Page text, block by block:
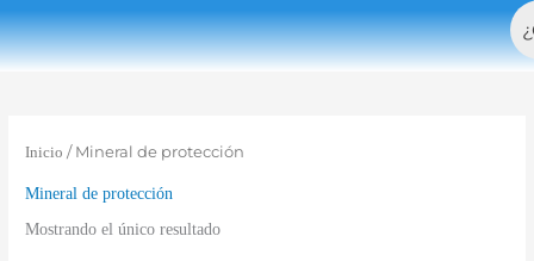
al
contenido
Inicio / Mineral de protección
Mineral de protección
Mostrando el único resultado